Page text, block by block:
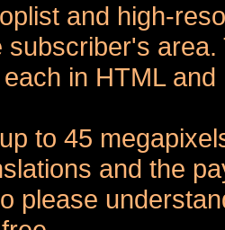
and high-
subscriber's
in HTML
to 45
and the
please